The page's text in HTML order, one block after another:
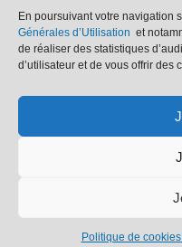
En poursuivant votre navigation
Générales d’Utilisation et
de réaliser des statistiques
d’utilisateur et de vous offrir des
Politique de cookies
Politique en matière de
cookies
Mentions légales
25 rue
85540